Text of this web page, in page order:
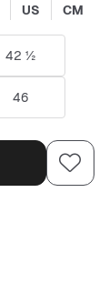
US CM
42 ½
46